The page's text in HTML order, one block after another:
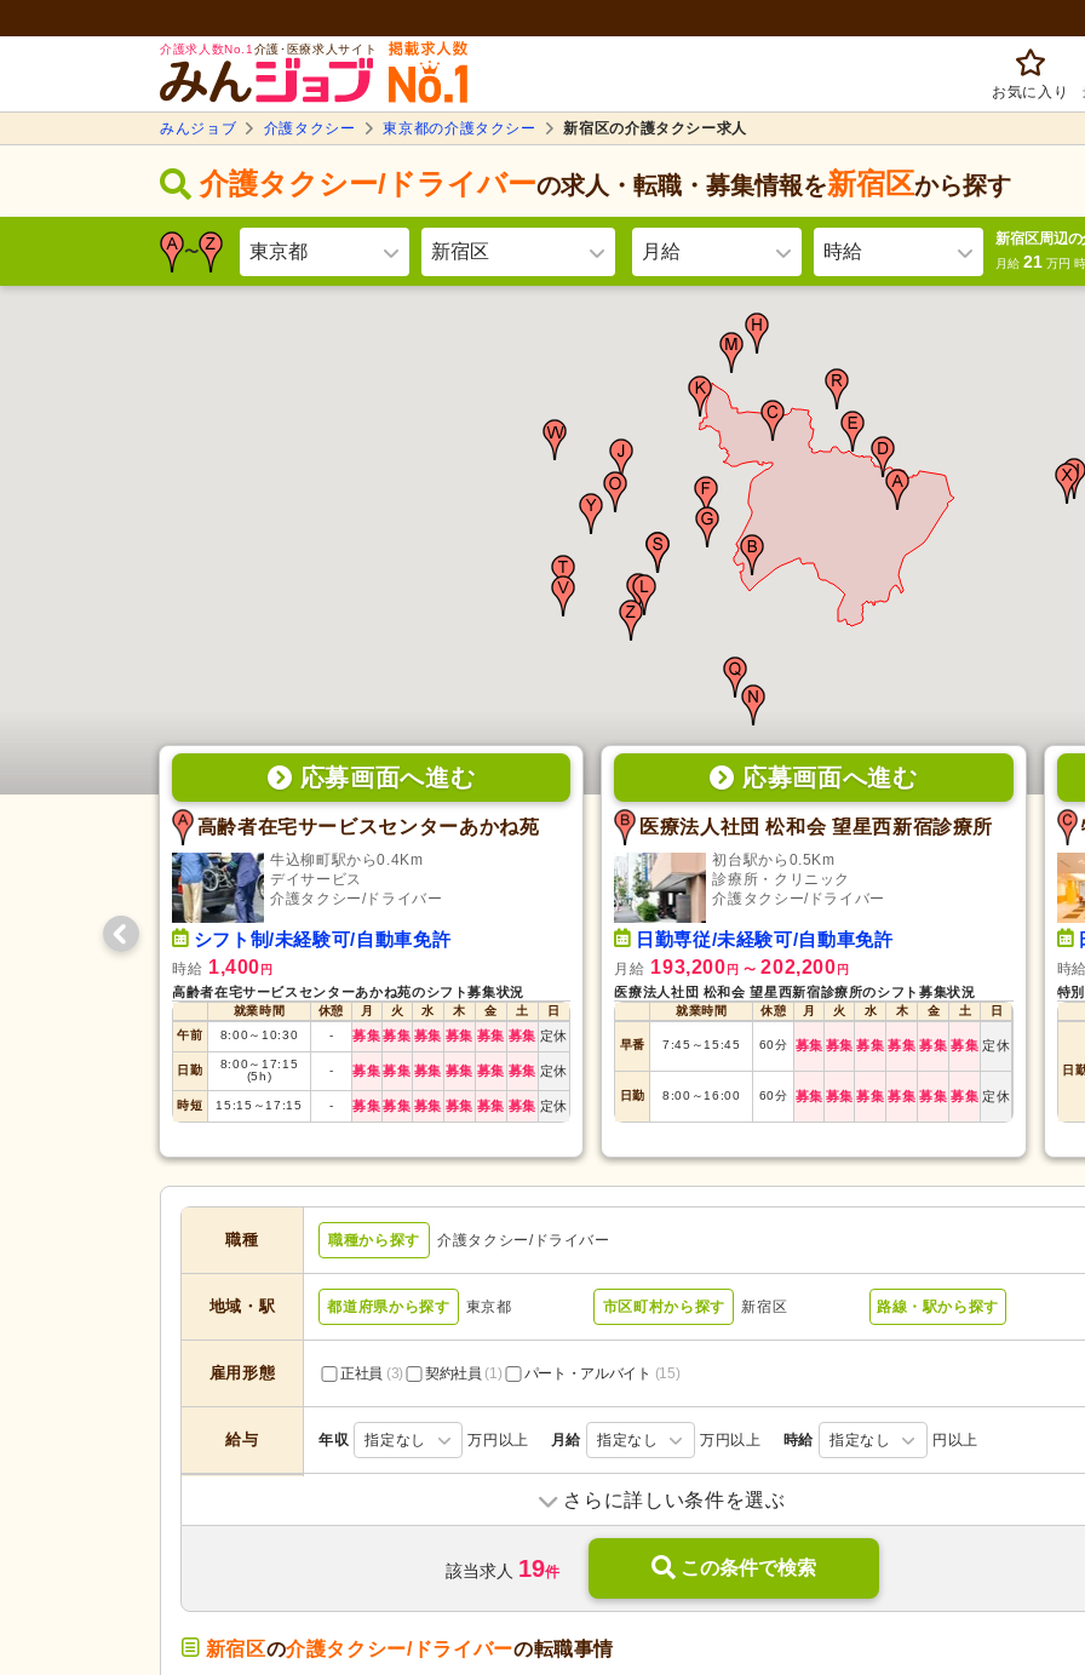
介護求人数No.1 介護･医療求人サイト
お気に入り
みんジョブ 介護タクシー 東京都の介護タクシー 新宿区の介護タクシー求人
介護タクシー/ドライバーの求人・転職・募集情報を新宿区から探す
〜 東京都 新宿区 月給 時給
新宿区周辺
月給 21万円
応募画面へ進む
高齢者在宅サービスセンターあかね苑
牛込柳町駅から0.4Km
デイサービス
介護タクシー/ドライバー
シフト制/未経験可/自動車免許
時給 1,400 円
高齢者在宅サービスセンターあかね苑のシフト募集状況
就業時間 休憩 月 火 水 木 金 土
日
午前
8:00～ 10:30 - 募集募集 募集 募集 募集 募集 定休
日勤 8:00～ 17:15
(5h)
- 募集募集 募集 募集 募集 募集 定休
時短 15:15 ～ 17:15 - 募集募集 募集 募集 募集 募集 定休
応募画面へ進む
医療法人社団 松和会 望星西新宿診療所
初台駅から0.5Km
診療所・クリニック
介護タクシー/ドライバー
日勤専従/未経験可/自動車免許
月給 193,200 円 〜 202,200 円
医療法人社団 松和会 望星西新宿診療所のシフト募集状況
就業時間 休憩 月 火 水 木 金 土 日
早番 7:45 ～ 15:45 60分 募集 募集 募集 募集 募集 募集 定休
日勤 8:00 ～ 16:00 60分 募集 募集 募集 募集 募集 募集 定休
時給
特
日
職種 職種から探す 介護タクシー/ドライバー
地域・駅 都道府県から探す 東京都 市区町村から探す 新宿区 路線・駅から探す
雇用形態 正社員 (3) 契約社員 (1) パート・アルバイト (15)
給与 年収 指定なし 万円以上 月給 指定なし 万円以上 時給 指定なし 円以上
類
デイケア (1)
応募条件・こ
だわり
ブランク可(15)
年齢不問(16) 新卒可(15) 子育てママパパ活躍(15)
40代活躍(15)
さらに詳しい条件を選ぶ
該当求人 19件 この条件で検索
新宿区の介護タクシー/ドライバーの転職事情